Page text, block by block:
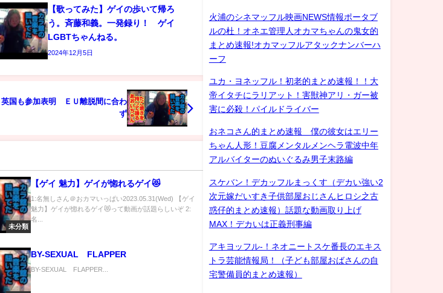
【歌ってみた】ゲイの歩いて帰ろ
う。斉藤和義。一発録り！ ゲイ
LGBTちゃんねる。
2024年12月5日
英国も参加表明 ＥＵ離脱間に合わ
ず
未分類
【ゲイ 魅力】ゲイが惚れるゲイ😻
1:名無しさん＠おカマいっぱい2023.05.31(Wed) 【ゲイ
魅力】ゲイが惚れるゲイ😻って動画が話題らしいぞ 2:
名...
BY-SEXUAL FLAPPER
BY-SEXUAL FLAPPER...
火浦のシネマッフル映画NEWS情報ポータブ
ルの杜！オネエ管理人オカマちゃんの鬼女的
まとめ速報!オカマッフルアタックナンバーハ
ーフ
ユカ・ヨネッフル！初老的まとめ速報！！大
帝イタチにラリアット！害獣神アリ・ガー被
害に必殺！パイルドライバー
おネコさん的まとめ速報 僕の彼女はエリー
ちゃん人形！豆腐メンタルメンヘラ電波中年
アルバイターのぬいぐるみ男子末路編
スケバン！デカッフルまっくす（デカい強い2
次元嫁だいすき子供部屋おじさんヒロシ之古
惑仔的まとめ速報）話題な動画取り上げ
MAX！デカいは正義刑事編
アキヨッフル-！ネオニートスケ番長のエキス
トラ芸能情報局！（子ども部屋おばさんの自
宅警備員的まとめ速報）